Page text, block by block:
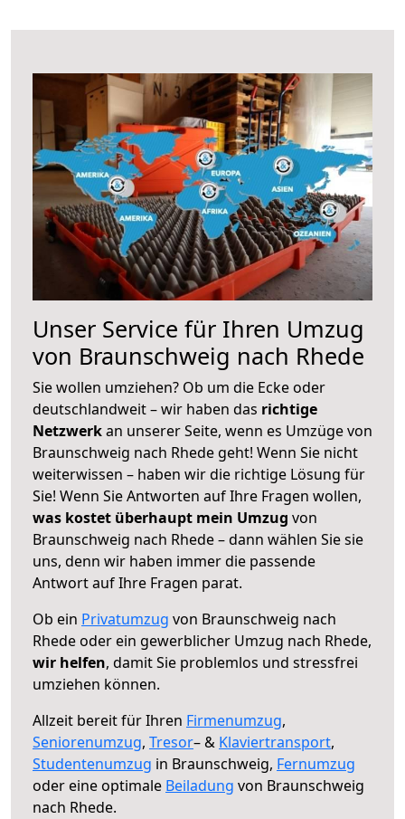
Unser Service für Ihren Umzug
von Braunschweig nach Rhede
Sie wollen umziehen? Ob um die Ecke oder
deutschlandweit – wir haben das richtige
Netzwerkan unserer Seite, wenn es Umzüge von
Braunschweig nach Rhede geht! Wenn Sie nicht
weiterwissen – haben wir die richtige Lösung für
Sie! Wenn Sie Antworten auf Ihre Fragen wollen,
was kostet überhaupt mein Umzug von
Braunschweig nach Rhede – dann wählen Sie sie
uns, denn wir haben immer die passende
Antwort auf Ihre Fragen parat.
Ob ein Privatumzug von Braunschweig nach
Rhede oder ein gewerblicher Umzug nach Rhede,
wir helfen, damit Sie problemlos und stressfrei
umziehen können.
Allzeit bereit für Ihren Firmenumzug,
Seniorenumzug, Tresor– & Klaviertransport,
Studentenumzug in Braunschweig, Fernumzug
oder eine optimale Beiladung von Braunschweig
nach Rhede.